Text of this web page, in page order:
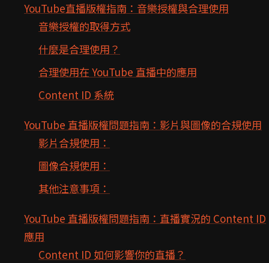
YouTube直播版權指南：音樂授權與合理使用
音樂授權的取得方式
什麼是合理使用？
合理使用在 YouTube 直播中的應用
Content ID 系統
YouTube 直播版權問題指南：影片與圖像的合規使用
影片合規使用：
圖像合規使用：
其他注意事項：
YouTube 直播版權問題指南：直播實況的 Content ID
應用
Content ID 如何影響你的直播？